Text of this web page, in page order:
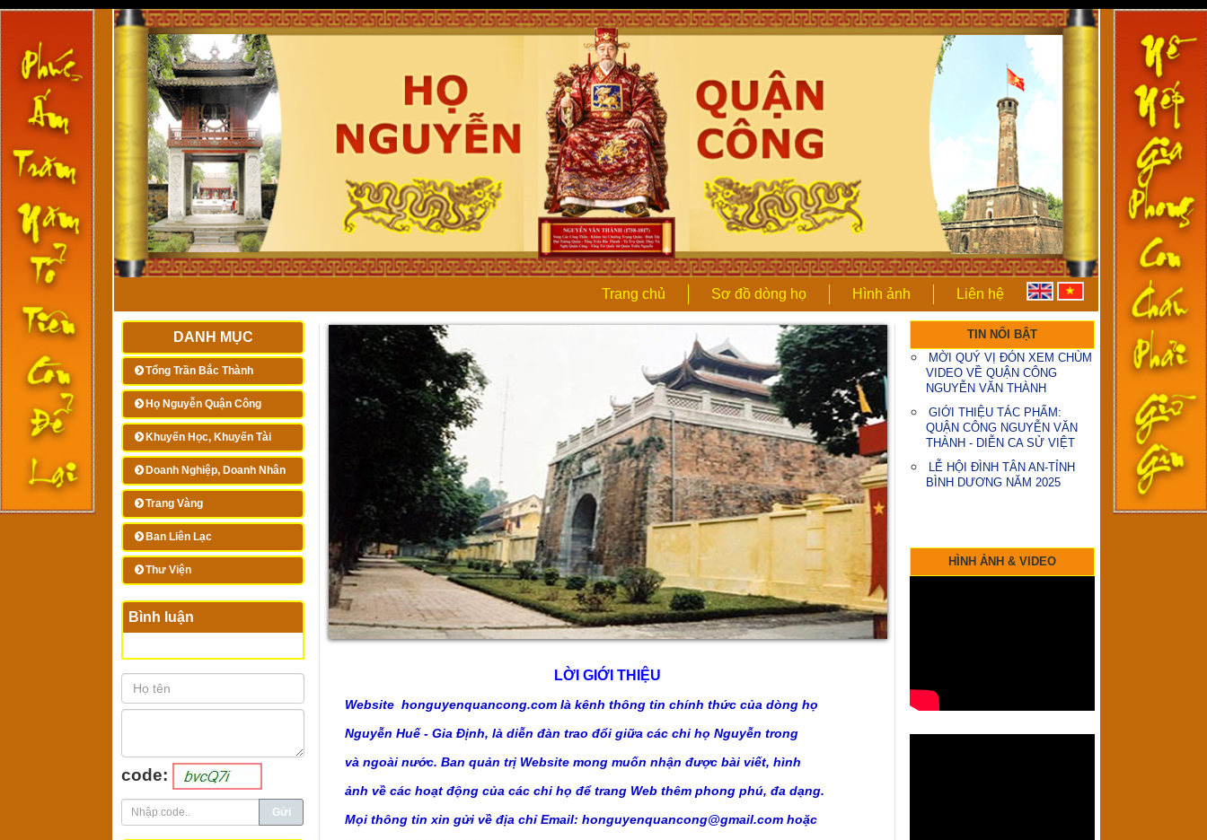
Liên hệ
Hình ảnh
Sơ đồ dòng họ
Trang chủ
DANH MỤC
Tổng Trần Bắc Thành
Họ Nguyễn Quận Công
Khuyến Học, Khuyến Tài
Doanh Nghiệp, Doanh Nhân
Trang Vàng
Ban Liên Lạc
Thư Viện
Bình luận
code:
LỜI GIỚI THIỆU
Website honguyenquancong.com là kênh thông tin chính thức của dòng họ
Nguyễn Huế - Gia Định, là diễn đàn trao đổi giữa các chi họ Nguyễn trong
và ngoài nước. Ban quản trị Website mong muốn nhận được bài viết, hình
ảnh về các hoạt động của các chi họ để trang Web thêm phong phú, đa dạng.
Mọi thông tin xin gửi về địa chỉ Email: honguyenquancong@gmail.com hoặc
TIN NỔI BẬT
DIỄN CA SỬ VIỆT: QUẬN
CÔNG NGUYỄN VĂN THÀNH
MỜI QUÝ VỊ ĐÓN XEM CHÙM
VIDEO VỀ QUẬN CÔNG
NGUYỄN VĂN THÀNH (tiếp
theo)
MỜI QUÝ VỊ ĐÓN XEM CHÙM
VIDEO VỀ QUẬN CÔNG
NGUYỄN VĂN THÀNH
GIỚI THIỆU TÁC PHẨM:
QUẬN CÔNG NGUYỄN VĂN
THÀNH - DIỄN CA SỬ VIỆT
LỄ HỘI ĐÌNH TÂN AN-TỈNH
HÌNH ẢNH & VIDEO